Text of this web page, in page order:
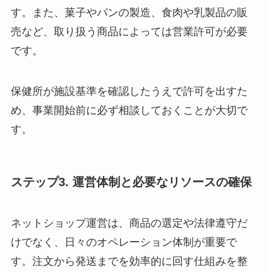
す。また、菓子やパンの製造、食肉や乳製品の販
売など、取り扱う商品によっては営業許可が必要
です。
保健所が施設基準を確認したうえで許可を出すた
め、事業開始前に必ず相談しておくことが大切で
す。
ステップ3. 運営体制と必要なリソースの確保
ネットショップ運営は、商品の選定や法律遵守だ
けでなく、日々のオペレーション体制が重要で
す。注文から発送までを効率的に回す仕組みを整